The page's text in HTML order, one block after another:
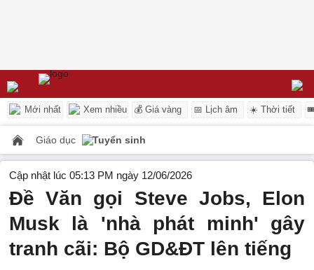
Mới nhất Xem nhiều 💰 Giá vàng 📅 Lịch âm ☀️ Thời tiết
Giáo dục Tuyển sinh
Cập nhật lúc 05:13 PM ngày 12/06/2026
Đề Văn gọi Steve Jobs, Elon
Musk là 'nhà phát minh' gây
tranh cãi: Bộ GD&ĐT lên tiếng